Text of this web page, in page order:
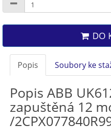
DO
Popis Soubory ke
Popis ABB
zapuštěná 12
/